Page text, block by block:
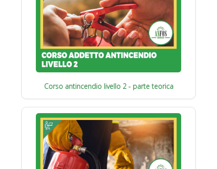
Corso antincendio livello 2 - parte teorica